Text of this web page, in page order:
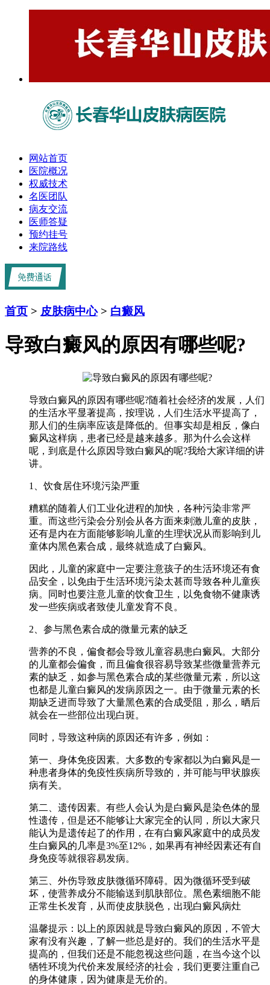
网站首页
医院概况
权威技术
名医团队
病友交流
医师答疑
预约挂号
来院路线
首页 > 皮肤病中心> 白癜风
导致白癜风的原因有哪些呢?
导致白癜风的原因有哪些呢?随着社会经济的发展，人们
的生活水平显著提高，按理说，人们生活水平提高了，
那人们的生病率应该是降低的。但事实却是相反，像白
癜风这样病，患者已经是越来越多。那为什么会这样
呢，到底是什么原因导致白癜风的呢?我给大家详细的讲
讲。
1、饮食居住环境污染严重
糟糕的随着人们工业化进程的加快，各种污染非常严
重。而这些污染会分别会从各方面来刺激儿童的皮肤，
还有是内在方面能够影响儿童的生理状况从而影响到儿
童体内黑色素合成，最终就造成了白癜风。
因此，儿童的家庭中一定要注意孩子的生活环境还有食
品安全，以免由于生活环境污染太甚而导致各种儿童疾
病。同时也要注意儿童的饮食卫生，以免食物不健康诱
发一些疾病或者致使儿童发育不良。
2、参与黑色素合成的微量元素的缺乏
营养的不良，偏食都会导致儿童容易患白癜风。大部分
的儿童都会偏食，而且偏食很容易导致某些微量营养元
素的缺乏，如参与黑色素合成的某些微量元素，所以这
也都是儿童白癜风的发病原因之一。由于微量元素的长
期缺乏进而导致了大量黑色素的合成受阻，那么，晒后
就会在一些部位出现白斑。
同时，导致这种病的原因还有许多，例如：
第一、身体免疫因素。大多数的专家都以为白癜风是一
种患者身体的免疫性疾病所导致的，并可能与甲状腺疾
病有关。
第二、遗传因素。有些人会认为是白癜风是染色体的显
性遗传，但是还不能够让大家完全的认同，所以大家只
能认为是遗传起了的作用，在有白癜风家庭中的成员发
生白癜风的几率是3%至12%，如果再有神经因素还有自
身免疫等就很容易发病。
第三、外伤导致皮肤微循环障碍。因为微循环受到破
坏，使营养成分不能输送到肌肤部位。黑色素细胞不能
正常生长发育，从而使皮肤脱色，出现白癜风病灶
温馨提示：以上的原因就是导致白癜风的原因，不管大
家有没有兴趣，了解一些总是好的。我们的生活水平是
提高的，但我们还是不能忽视这些问题，在当今这个以
牺牲环境为代价来发展经济的社会，我们更要注重自己
的身体健康，因为健康是无价的。